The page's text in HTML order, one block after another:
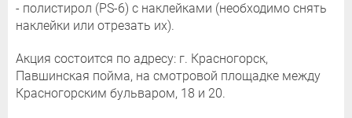
- полистирол (PS-6) с наклейками (необходимо снять
наклейки или отрезать их).
Акция состоится по адресу: г. Красногорск,
Павшинская пойма, на смотровой площадке между
Красногорским бульваром, 18 и 20.